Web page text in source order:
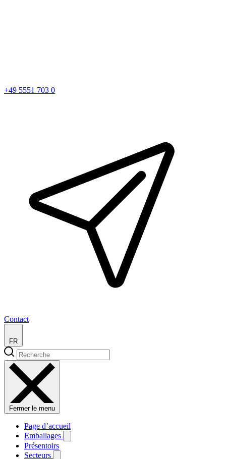
+49 5551 703 0
Contact
FR
Fermer le menu
Page d’accueil
Emballages
Présentoirs
Secteurs